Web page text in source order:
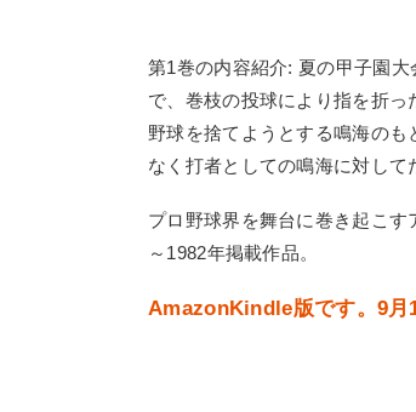
第1巻の内容紹介: 夏の甲子園
で、巻枝の投球により指を折っ
野球を捨てようとする鳴海の
なく打者としての鳴海に対して
プロ野球界を舞台に巻き起こ
～1982年掲載作品。
AmazonKindle版です。9月